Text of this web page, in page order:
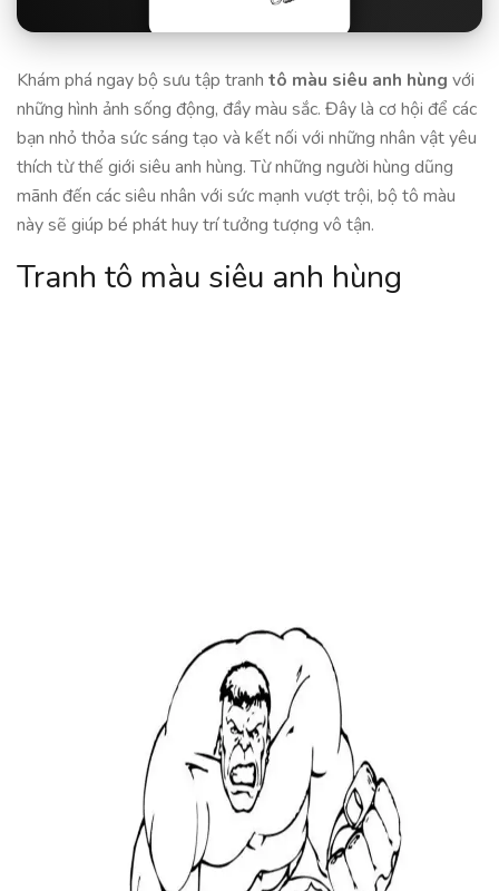
Khám phá ngay bộ sưu tập tranh tô màu siêu anh hùng với
những hình ảnh sống động, đầy màu sắc. Đây là cơ hội để các
bạn nhỏ thỏa sức sáng tạo và kết nối với những nhân vật yêu
thích từ thế giới siêu anh hùng. Từ những người hùng dũng
mãnh đến các siêu nhân với sức mạnh vượt trội, bộ tô màu
này sẽ giúp bé phát huy trí tưởng tượng vô tận.
Tranh tô màu siêu anh hùng